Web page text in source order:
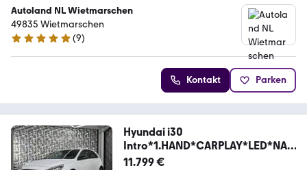
Autoland NL Wietmarschen
49835 Wietmarschen
5 Sterne
(9)
Kontakt Parken
Hyundai i30
Intro*1.HAND*CARPLAY*LED*NAV
I*WINTERPAKET*
11.799 €